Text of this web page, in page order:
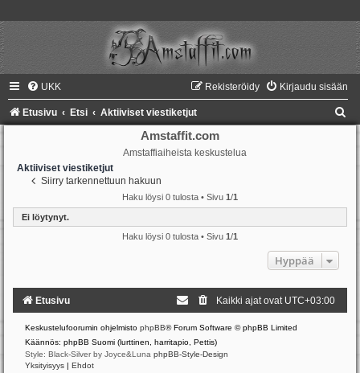
UKK Kirjaudu sisään
Rekisteröidy
Etusivu Etsi Aktiiviset viestiketjut
Amstaffit.com
Amstaffiaiheista keskustelua
Aktiiviset viestiketjut
Siirry tarkennettuun hakuun
Haku löysi 0 tulosta • Sivu 1/1
Ei löytynyt.
Haku löysi 0 tulosta • Sivu 1/1
Hyppää
Etusivu Kaikki ajat ovat UTC+03:00
Keskustelufoorumin ohjelmisto phpBB® Forum Software © phpBB Limited
Käännös: phpBB Suomi (lurttinen, harritapio, Pettis)
Style: Black-Silver by Joyce&Luna phpBB-Style-Design
Yksityisyys | Ehdot